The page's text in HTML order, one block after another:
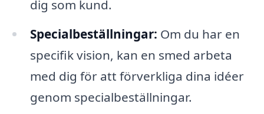
dig som kund.
Specialbeställningar: Om du har en
specifik vision, kan en smed arbeta
med dig för att förverkliga dina idéer
genom specialbeställningar.